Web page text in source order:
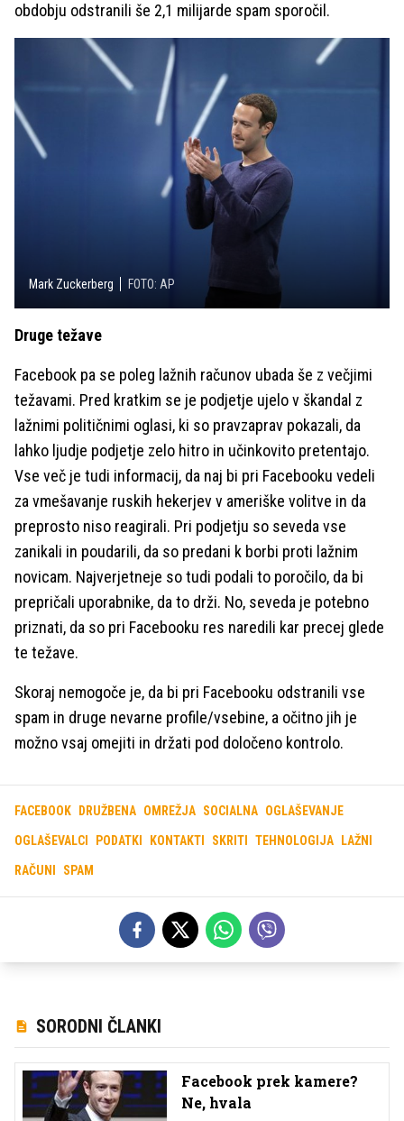
obdobju odstranili še 2,1 milijarde spam sporočil.
Mark Zuckerberg FOTO: AP
Druge težave
Facebook pa se poleg lažnih računov ubada še z večjimi
težavami. Pred kratkim se je podjetje ujelo v škandal z
lažnimi političnimi oglasi, ki so pravzaprav pokazali, da
lahko ljudje podjetje zelo hitro in učinkovito pretentajo.
Vse več je tudi informacij, da naj bi pri Facebooku vedeli
za vmešavanje ruskih hekerjev v ameriške volitve in da
preprosto niso reagirali. Pri podjetju so seveda vse
zanikali in poudarili, da so predani k borbi proti lažnim
novicam. Najverjetneje so tudi podali to poročilo, da bi
prepričali uporabnike, da to drži. No, seveda je potebno
priznati, da so pri Facebooku res naredili kar precej glede
te težave.
Skoraj nemogoče je, da bi pri Facebooku odstranili vse
spam in druge nevarne profile/vsebine, a očitno jih je
možno vsaj omejiti in držati pod določeno kontrolo.
FACEBOOK DRUŽBENA OMREŽJA SOCIALNA OGLAŠEVANJE
OGLAŠEVALCI PODATKI KONTAKTI SKRITI TEHNOLOGIJA LAŽNI
RAČUNI SPAM
SORODNI ČLANKI
Facebook prek kamere?
Ne, hvala